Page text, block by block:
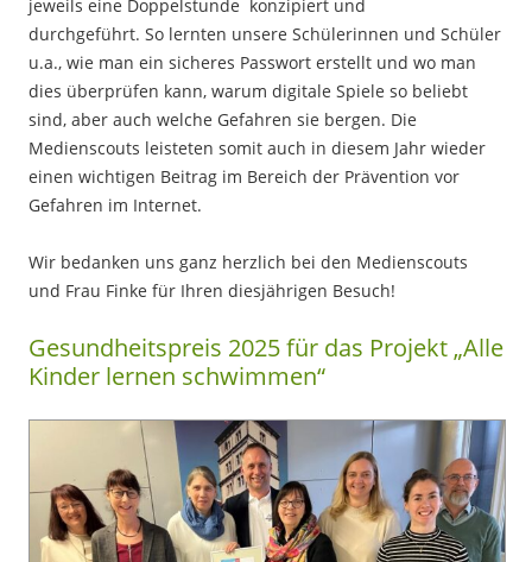
jeweils eine Doppelstunde konzipiert und
durchgeführt. So lernten unsere Schülerinnen und Schüler
u.a., wie man ein sicheres Passwort erstellt und wo man
dies überprüfen kann, warum digitale Spiele so beliebt
sind, aber auch welche Gefahren sie bergen. Die
Medienscouts leisteten somit auch in diesem Jahr wieder
einen wichtigen Beitrag im Bereich der Prävention vor
Gefahren im Internet.
Wir bedanken uns ganz herzlich bei den Medienscouts
und Frau Finke für Ihren diesjährigen Besuch!
Gesundheitspreis 2025 für das Projekt „Alle
Kinder lernen schwimmen“